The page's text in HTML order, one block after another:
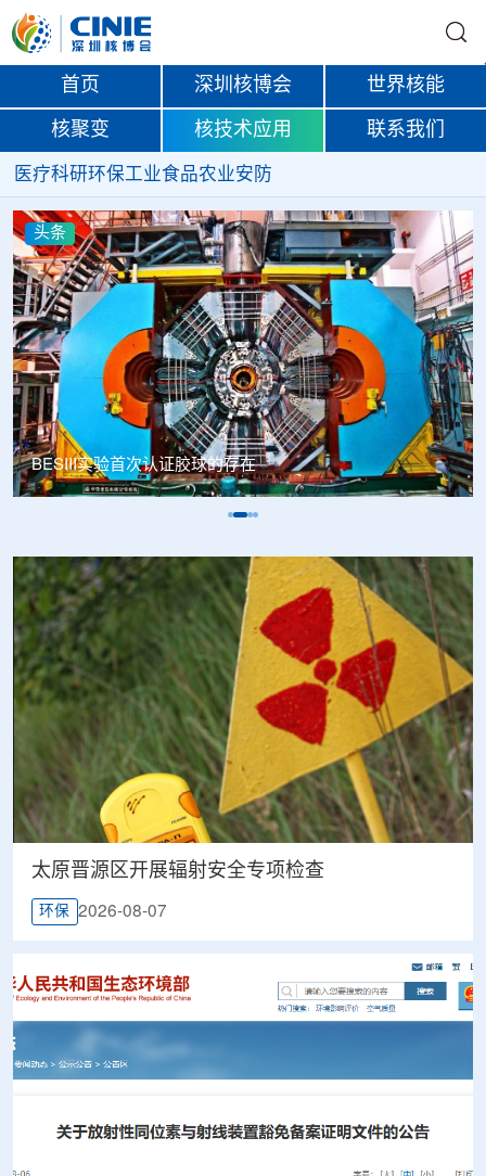
首页 深圳核博会 世界核能
核聚变 核技术应用 联系我们
医疗科研环保工业食品农业安防
头条
BESIII实验首次认证胶球的存在
太原晋源区开展辐射安全专项检查
环保 2026-08-07